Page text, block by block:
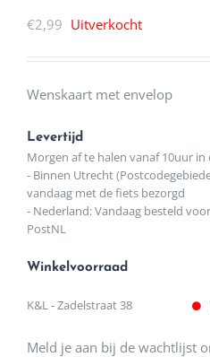
€2,99 Uitverkocht
Wenskaart met envelop
Levertijd
Morgen af te halen vanaf 10uur
- Binnen Utrecht
vandaag met de fiets bezorgd
- Nederland: Vandaag besteld
PostNL
Winkelvoorraad
K&L - Zadelstraat 38
Meld je aan bij de wachtlijst